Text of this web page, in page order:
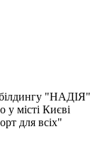
"НАДІЯ"
у місті Києві
для всіх"